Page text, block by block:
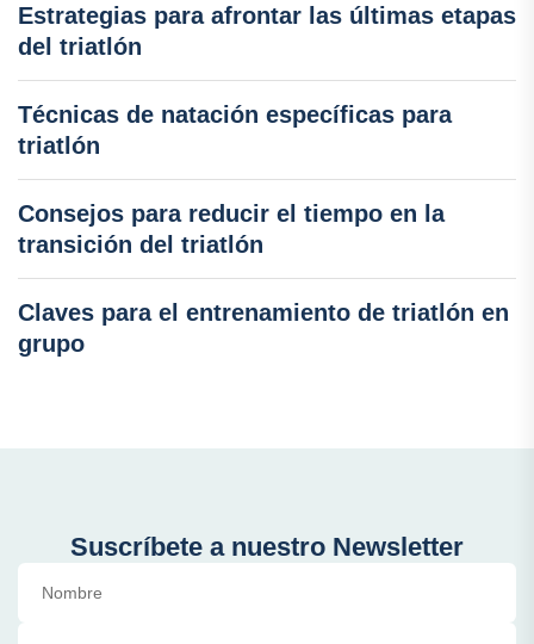
Estrategias para afrontar las últimas etapas
del triatlón
Técnicas de natación específicas para
triatlón
Consejos para reducir el tiempo en la
transición del triatlón
Claves para el entrenamiento de triatlón en
grupo
Suscríbete a nuestro Newsletter